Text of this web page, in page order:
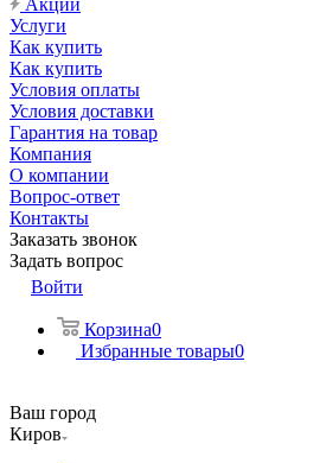
Акции
Услуги
Как купить
Как купить
Условия оплаты
Условия доставки
Гарантия на товар
Компания
О компании
Вопрос-ответ
Контакты
Заказать звонок
Задать вопрос
Войти
Корзина0
Избранные товары0
Ваш город
Киров